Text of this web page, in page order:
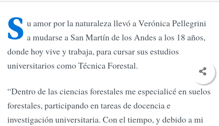
S u amor por la naturaleza llevó a Verónica Pellegrini
a mudarse a San Martín de los Andes a los 18 años,
donde hoy vive y trabaja, para cursar sus estudios
universitarios como Técnica Forestal.
“Dentro de las ciencias forestales me especialicé en suelos
forestales, participando en tareas de docencia e
investigación universitaria. Con el tiempo, y debido a mi